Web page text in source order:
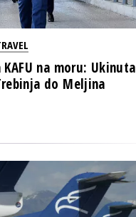
na moru: Ukinuta
do Meljina